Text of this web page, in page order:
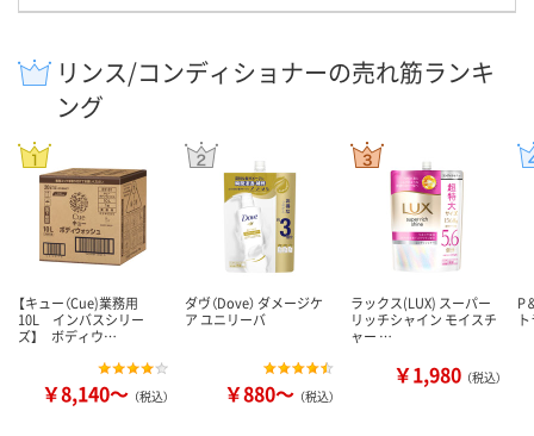
リンス/コンディショナーの売れ筋ランキ
ング
【キュー（Cue)業務用
10L インバスシリー
ズ】 ボディウ…
￥8,140～ （税込）
ダヴ（Dove） ダメージケ
ア ユニリーバ
￥880～ （税込）
ラックス(LUX) スーパー
リッチシャイン モイスチ
ャー …
￥1,980 （税込）
P